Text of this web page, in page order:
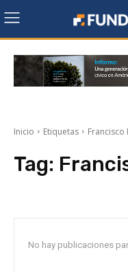
Inicio Etiquetas Francisco
Tag:
No hay publicaciones